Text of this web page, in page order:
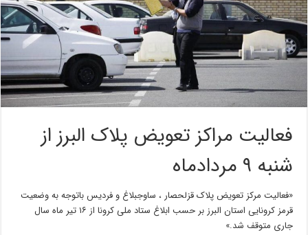
فعالیت مراکز تعویض پلاک البرز از
شنبه ۹ مردادماه
«فعالیت مرکز تعویض پلاک قزلحصار ، ساوجبلاغ و فردیس باتوجه به وضعیت
قرمز کرونایی استان البرز بر حسب ابلاغ ستاد ملی کرونا از ۱۶ تیر ماه سال
جاری متوقف شد.»